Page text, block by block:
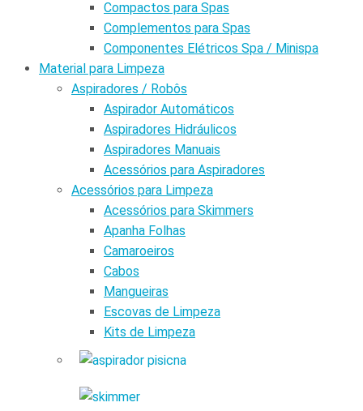
Compactos para Spas
Complementos para Spas
Componentes Elétricos Spa / Minispa
Material para Limpeza
Aspiradores / Robôs
Aspirador Automáticos
Aspiradores Hidráulicos
Aspiradores Manuais
Acessórios para Aspiradores
Acessórios para Limpeza
Acessórios para Skimmers
Apanha Folhas
Camaroeiros
Cabos
Mangueiras
Escovas de Limpeza
Kits de Limpeza